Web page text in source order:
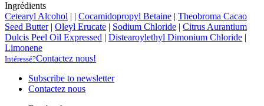
Ingrédients
Cetearyl Alcohol | | Cocamidopropyl Betaine | Theobroma Cacao
Seed Butter | Oleyl Erucate | Sodium Chloride | Citrus Aurantium
Dulcis Peel Oil Expressed | Distearoylethyl Dimonium Chloride |
Limonene
Intéressé?Contactez nous!
Subscribe to newsletter
Contactez nous